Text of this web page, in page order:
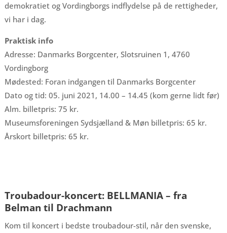
demokratiet og Vordingborgs indflydelse på de rettigheder,
vi har i dag.
Praktisk info
Adresse: Danmarks Borgcenter, Slotsruinen 1, 4760
Vordingborg
Mødested: Foran indgangen til Danmarks Borgcenter
Dato og tid: 05. juni 2021, 14.00 – 14.45 (kom gerne lidt før)
Alm. billetpris: 75 kr.
Museumsforeningen Sydsjælland & Møn billetpris: 65 kr.
Årskort billetpris: 65 kr.
Troubadour-koncert: BELLMANIA – fra
Belman til Drachmann
Kom til koncert i bedste troubadour-stil, når den svenske,